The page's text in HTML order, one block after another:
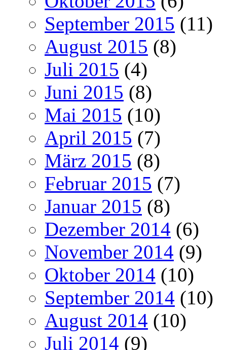
September 2015 (11)
August 2015 (8)
Juli 2015 (4)
Juni 2015 (8)
Mai 2015 (10)
April 2015 (7)
März 2015 (8)
Februar 2015 (7)
Januar 2015 (8)
Dezember 2014 (6)
November 2014 (9)
Oktober 2014 (10)
September 2014 (10)
August 2014 (10)
Juli 2014 (9)